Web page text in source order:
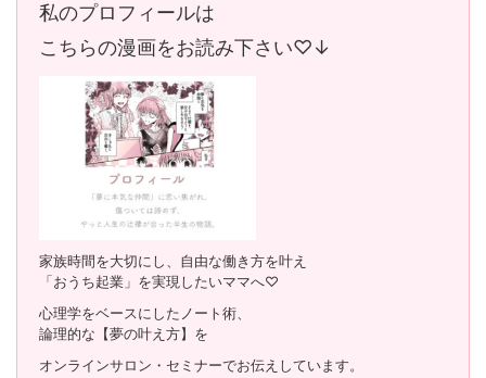
私のプロフィールは
こちらの漫画をお読み下さい♡↓
家族時間を大切にし、自由な働き方を叶え
「おうち起業」を実現したいママへ♡
心理学をベースにしたノート術、
論理的な【夢の叶え方】を
オンラインサロン・セミナーでお伝えしています。